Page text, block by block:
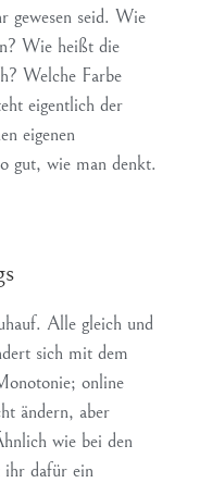
gewesen seid. Wie
Wie heißt die
Welche Farbe
eigentlich der
eigenen
gut, wie man denkt.
Alle gleich und
sich mit dem
online
ändern, aber
wie bei den
ihr dafür ein